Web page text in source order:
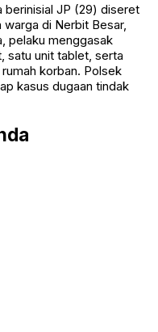
berinisial JP (29) diseret
di Nerbit Besar,
pelaku menggasak
satu unit tablet, serta
korban. Polsek
kasus dugaan tindak